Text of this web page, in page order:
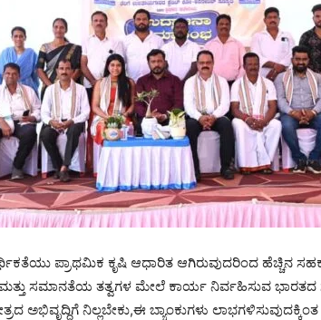
ಪ್ರಾಥಮಿಕ ಕೃಷಿ ಆಧಾರಿತ ಆಗಿರುವುದರಿಂದ ಹೆಚ್ಚಿನ
ಸಮಾನತೆಯ ತತ್ವಗಳ ಮೇಲೆ ಕಾರ್ಯ ನಿರ್ವಹಿಸುವ ಭಾರತದ
ಅಭಿವೃದ್ಧಿಗೆ ನಿಲ್ಲಬೇಕು,ಈ ಬ್ಯಾಂಕುಗಳು